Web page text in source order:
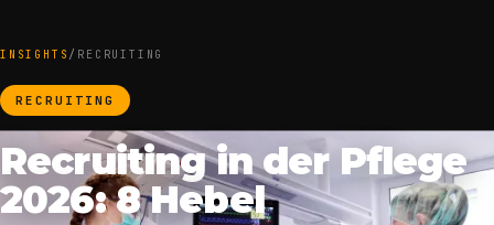
INSIGHTS / RECRUITING
RECRUITING
Recruiting in der Pflege
2026: 8 Hebel